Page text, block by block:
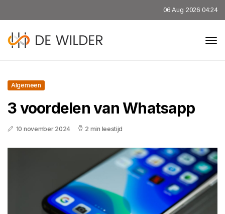
06 Aug 2026 04:24
Algemeen
3 voordelen van Whatsapp
10 november 2024 2 min leestijd